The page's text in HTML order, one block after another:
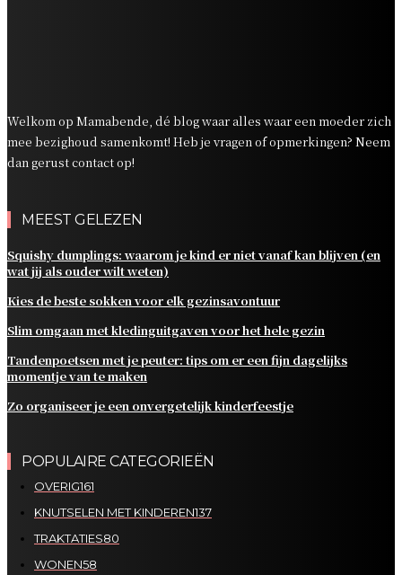
Welkom op Mamabende, dé blog waar alles waar een moeder zich
mee bezighoud samenkomt! Heb je vragen of opmerkingen? Neem
dan gerust contact op!
MEEST GELEZEN
Squishy dumplings: waarom je kind er niet vanaf kan blijven (en
wat jij als ouder wilt weten)
Kies de beste sokken voor elk gezinsavontuur
Slim omgaan met kledinguitgaven voor het hele gezin
Tandenpoetsen met je peuter: tips om er een fijn dagelijks
momentje van te maken
Zo organiseer je een onvergetelijk kinderfeestje
POPULAIRE CATEGORIEËN
OVERIG161
KNUTSELEN MET KINDEREN137
TRAKTATIES80
WONEN58